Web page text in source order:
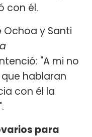
con él.
Ochoa y Santi
"A mi no
hablaran
con él la
para